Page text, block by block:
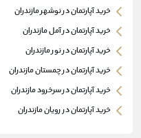
خرید آپارتمان در نوشهر مازندران
خرید آپارتمان در آمل مازندران
خرید آپارتمان در نور مازندران
خرید آپارتمان در چمستان مازندران
خرید آپارتمان در سرخرود مازندران
خرید آپارتمان در رویان مازندران